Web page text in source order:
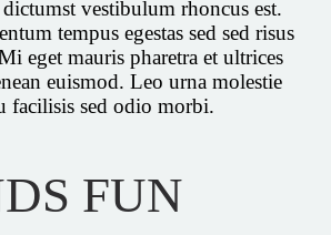
dictumst vestibulum rhoncus est.
tempus egestas sed sed risus
eget mauris pharetra et ultrices
euismod. Leo urna molestie
facilisis sed odio morbi.
FUN